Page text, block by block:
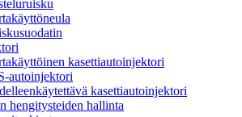
kasettiautoinjektori
autoinjektori
kasettiautoinjektori
hengitysteiden hallinta